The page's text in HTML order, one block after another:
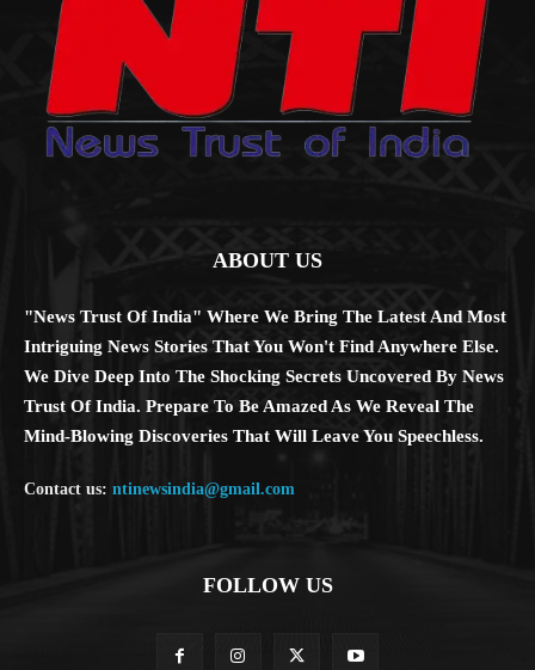
ABOUT US
"News Trust Of India" Where We Bring The Latest And Most
Intriguing News Stories That You Won't Find Anywhere Else.
We Dive Deep Into The Shocking Secrets Uncovered By News
Trust Of India. Prepare To Be Amazed As We Reveal The
Mind-Blowing Discoveries That Will Leave You Speechless.
Contact us: ntinewsindia@gmail.com
FOLLOW US